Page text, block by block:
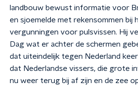
landbouw bewust informatie voor
en sjoemelde met rekensommen bij
vergunningen voor pulsvissen. Hij
Dag wat er achter de schermen
dat uiteindelijk tegen Nederland
dat Nederlandse vissers, die grote
nu weer terug bij af zijn en de zee